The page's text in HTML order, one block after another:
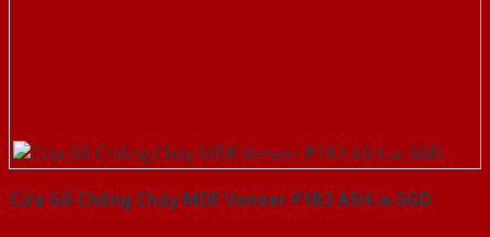
Cửa Gỗ Chống Cháy MDF Veneer P1R2 ASH-a-SGD